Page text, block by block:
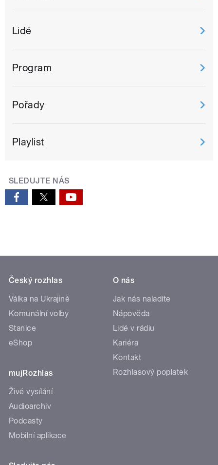
Lidé
Program
Pořady
Playlist
SLEDUJTE NÁS
Český rozhlas
Válka na Ukrajině
Komunální volby
Stanice
eShop
mujRozhlas
Živé vysílání
Audioarchiv
Podcasty
Mobilní aplikace
O nás
Jak nás naladíte
Nápověda
Lidé v rádiu
Kariéra
Kontakt
Rozhlasový poplatek